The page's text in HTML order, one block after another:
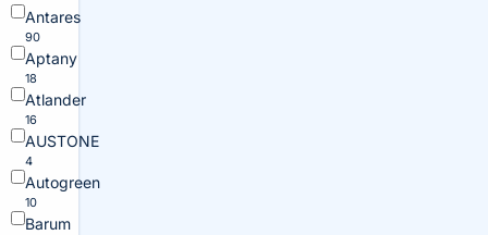
Antares
90
Aptany
18
Atlander
16
AUSTONE
4
Autogreen
10
Barum